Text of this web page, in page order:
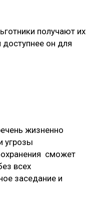
получают их
он для
жизненно
угрозы
сможет
всех
заседание и